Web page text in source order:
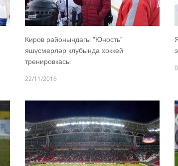
Киров районындагы "Юность"
яшүсмерләр клубында хоккей
тренировкасы
22/11/2016